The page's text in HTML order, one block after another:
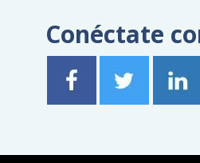
Conéctate